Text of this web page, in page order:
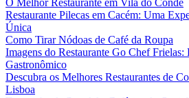
Restaurante Pilecas em Cacém: Uma
Única
Como Tirar Nódoas de Café da Roupa
Imagens do Restaurante Go Chef Frielas:
Gastronômico
Descubra os Melhores Restaurantes de
Lisboa